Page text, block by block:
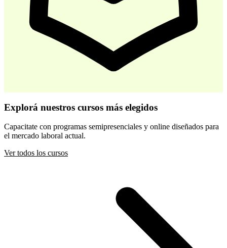
Desarrollo Infantil Temprano
$ 44.800$ 64.000
Comprar
Explorá nuestros cursos más elegidos
Capacitate con programas semipresenciales y online diseñados para
el mercado laboral actual.
Ver todos los cursos